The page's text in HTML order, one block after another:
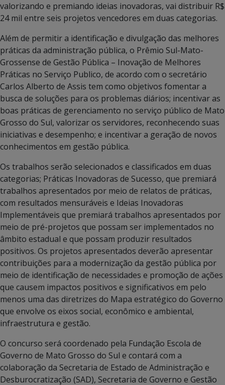
valorizando e premiando ideias inovadoras, vai distribuir R$
24 mil entre seis projetos vencedores em duas categorias.
Além de permitir a identificação e divulgação das melhores
práticas da administração pública, o Prêmio Sul-Mato-
Grossense de Gestão Pública – Inovação de Melhores
Práticas no Serviço Publico, de acordo com o secretário
Carlos Alberto de Assis tem como objetivos fomentar a
busca de soluções para os problemas diários; incentivar as
boas práticas de gerenciamento no serviço público de Mato
Grosso do Sul, valorizar os servidores, reconhecendo suas
iniciativas e desempenho; e incentivar a geração de novos
conhecimentos em gestão pública.
Os trabalhos serão selecionados e classificados em duas
categorias; Práticas Inovadoras de Sucesso, que premiará
trabalhos apresentados por meio de relatos de práticas,
com resultados mensuráveis e Ideias Inovadoras
Implementáveis que premiará trabalhos apresentados por
meio de pré-projetos que possam ser implementados no
âmbito estadual e que possam produzir resultados
positivos. Os projetos apresentados deverão apresentar
contribuições para a modernização da gestão pública por
meio de identificação de necessidades e promoção de ações
que causem impactos positivos e significativos em pelo
menos uma das diretrizes do Mapa estratégico do Governo
que envolve os eixos social, econômico e ambiental,
infraestrutura e gestão.
O concurso será coordenado pela Fundação Escola de
Governo de Mato Grosso do Sul e contará com a
colaboração da Secretaria de Estado de Administração e
Desburocratização (SAD), Secretaria de Governo e Gestão